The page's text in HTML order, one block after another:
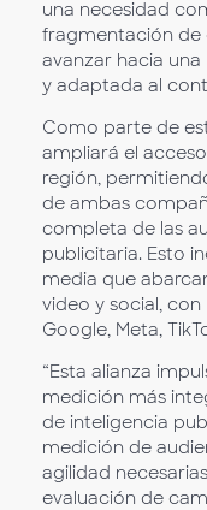
una necesidad
fragmentación de
avanzar hacia
y adaptada al
Como parte de
ampliará el
región,
de ambas
completa de las
publicitaria. Esto
media que
video y social,
Google, Meta,
“Esta alianza
medición más
de inteligencia
medición de
agilidad
evaluación de